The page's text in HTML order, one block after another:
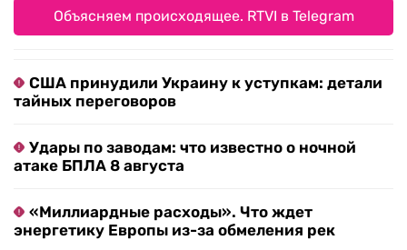
Объясняем происходящее. RTVI в Telegram
США принудили Украину к уступкам: детали
тайных переговоров
Удары по заводам: что известно о ночной
атаке БПЛА 8 августа
«Миллиардные расходы». Что ждет
энергетику Европы из-за обмеления рек